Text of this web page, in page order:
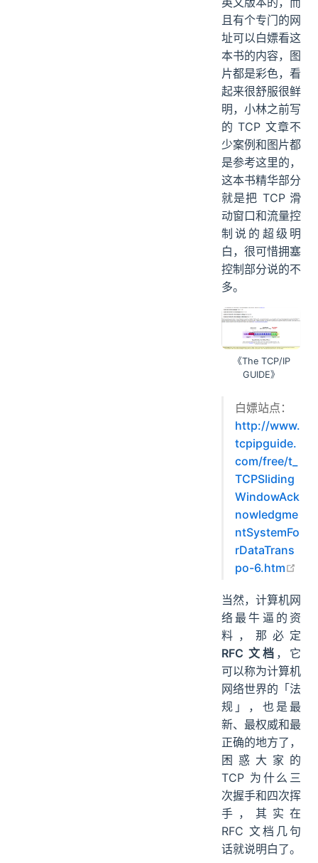
且有个专门的网
址可以白嫖看这
本书的内容，图
片都是彩色，看
起来很舒服很鲜
明，小林之前写
的 TCP 文章不
少案例和图片都
是参考这里的，
这本书精华部分
就是把 TCP 滑
动窗口和流量控
制说的超级明
白，很可惜拥塞
控制部分说的不
多。
《The TCP/IP
GUIDE》
白嫖站点：
http://www.
tcpipguide.
com/free/t_
TCPSliding
WindowAck
nowledgme
ntSystemFo
rDataTrans
po-6.htm
当然，计算机网
络最牛逼的资
料，那必定
RFC 文档 ，它
可以称为计算机
网络世界的「法
规」，也是最
新、最权威和最
正确的地方了，
困惑大家的
TCP 为什么三
次握手和四次挥
手，其实在
RFC 文档几句
话就说明白了。